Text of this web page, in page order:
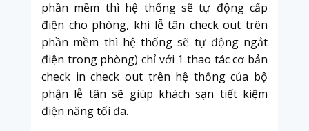
phần mềm thì hệ thống sẽ tự động cấp
điện cho phòng, khi lễ tân check out trên
phần mềm thì hệ thống sẽ tự động ngắt
điện trong phòng) chỉ với 1 thao tác cơ bản
check in check out trên hệ thống của bộ
phận lễ tân sẽ giúp khách sạn tiết kiệm
điện năng tối đa.